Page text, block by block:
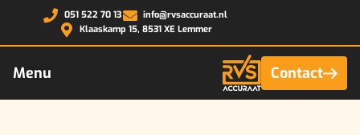
051 522 70 13
info@rvsaccuraat.nl
Klaaskamp 15, 8531 XE Lemmer
Contact